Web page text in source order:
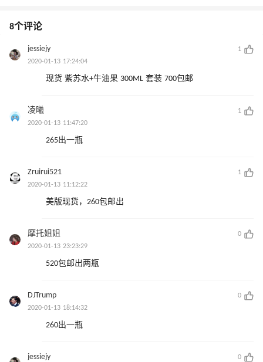
8个评论
jessiejy
1
2020-01-13 17:24:04
现货 紫苏水+牛油果 300ML 套装 700包邮
凌曦
1
2020-01-13 11:47:20
265出一瓶
Zruirui521
1
2020-01-13 11:12:22
美版现货，260包邮出
摩托姐姐
0
2020-01-13 23:23:29
520包邮出两瓶
DJTrump
0
2020-01-13 18:14:32
260出一瓶
jessiejy 0